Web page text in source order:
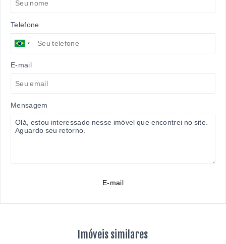
Telefone
E-mail
Mensagem
E-mail
Imóveis similares